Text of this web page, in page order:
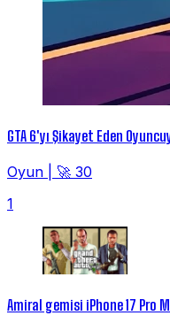
GTA 6'yı Şikayet Eden
Oyun
🚀 30
1
Amiral gemisi iPhone 17 Pro